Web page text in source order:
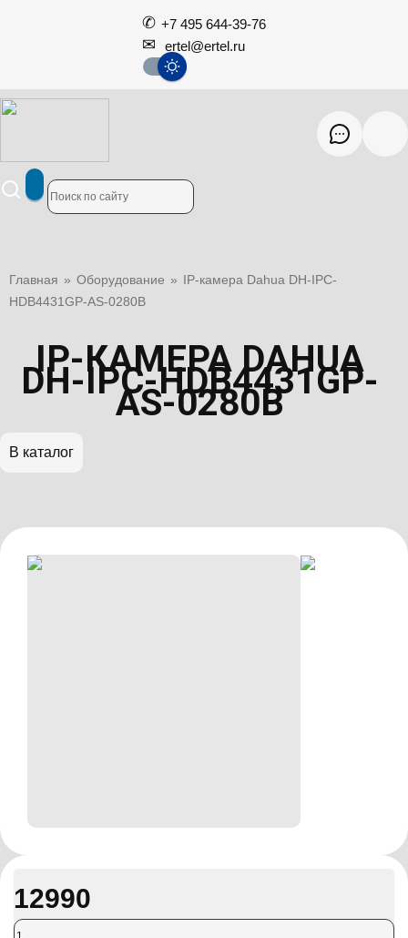
+7 495 644-39-76
ertel@ertel.ru
Главная » Оборудование » IP-камера Dahua DH-IPC-
HDB4431GP-AS-0280B
IP-КАМЕРА DAHUA
DH-IPC-HDB4431GP-
AS-0280B
В каталог
12990